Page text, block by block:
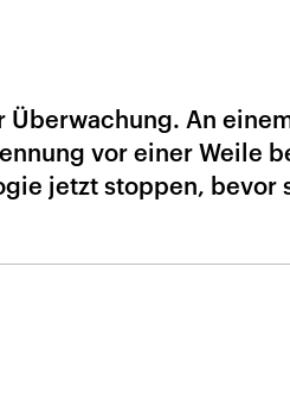
An
vor einer Weile
jetzt stoppen, bevor